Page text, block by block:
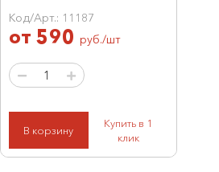
Код/Арт.: 11187
от 590 руб./шт
В корзину
Купить в 1
клик